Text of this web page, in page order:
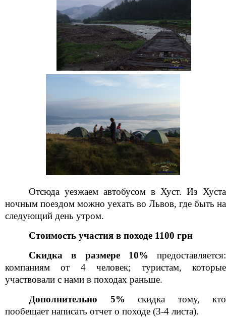
Отсюда уезжаем автобусом в Хуст. Из Хуста
ночным поездом можно уехать во Львов, где быть на
следующий день утром.
Стоимость участия в походе 1100 грн
Скидка в размере 10% предоставляется:
компаниям от 4 человек; туристам, которые
участвовали с нами в походах раньше.
Дополнительно 5% скидка тому, кто
пообещает написать отчет о походе (3-4 листа).